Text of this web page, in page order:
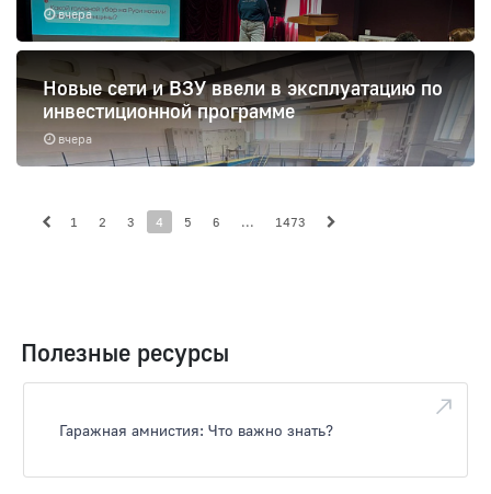
вчера
вчера
Новые сети и ВЗУ ввели в эксплуатацию по
инвестиционной программе
1 2 3 4 5 6 ... 1473
Полезные ресурсы
Гаражная амнистия: Что важно знать?